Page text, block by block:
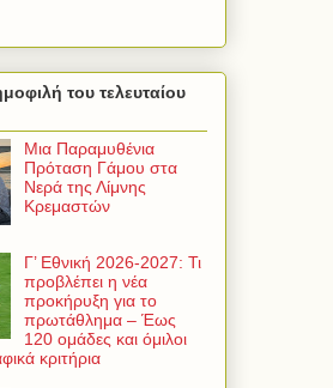
του τελευταίου
Μια Παραμυθένια
Πρόταση Γάμου στα
Νερά της Λίμνης
Κρεμαστών
Γ’ Εθνική 2026-2027: Τι
προβλέπει η νέα
προκήρυξη για το
πρωτάθλημα – Έως
120 ομάδες και όμιλοι
κριτήρια